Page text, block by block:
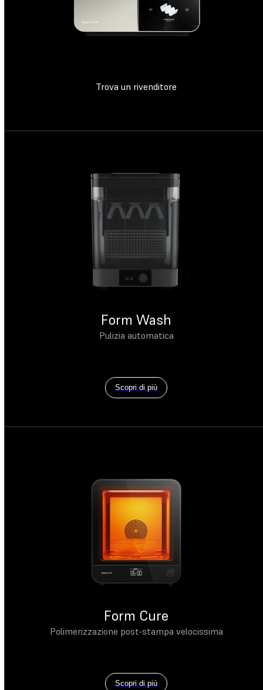
Trova un rivenditore
Form Wash
Pulizia automatica
Scopri di più
Form Cure
Polimerizzazione post-stampa velocissima
Scopri di più